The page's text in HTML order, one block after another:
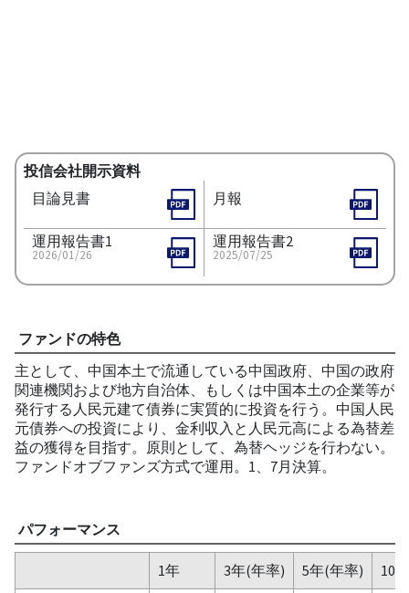
投信会社開示資料
目論見書
月報
運用報告書1
2026/01/26
運用報告書2
2025/07/25
ファンドの特色
主として、中国本土で流通している中国政府、中国の政府
関連機関および地方自治体、もしくは中国本土の企業等が
発行する人民元建て債券に実質的に投資を行う。中国人民
元債券への投資により、金利収入と人民元高による為替差
益の獲得を目指す。原則として、為替ヘッジを行わない。
ファンドオブファンズ方式で運用。1、7月決算。
パフォーマンス
1年 3年(年率) 5年(年率)
10